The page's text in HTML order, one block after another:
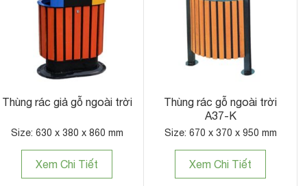
Thùng rác giả gỗ ngoài trời
Size: 630 x 380 x 860 mm
Xem Chi Tiết
Thùng rác gỗ ngoài trời
A37-K
Size: 670 x 370 x 950 mm
Xem Chi Tiết